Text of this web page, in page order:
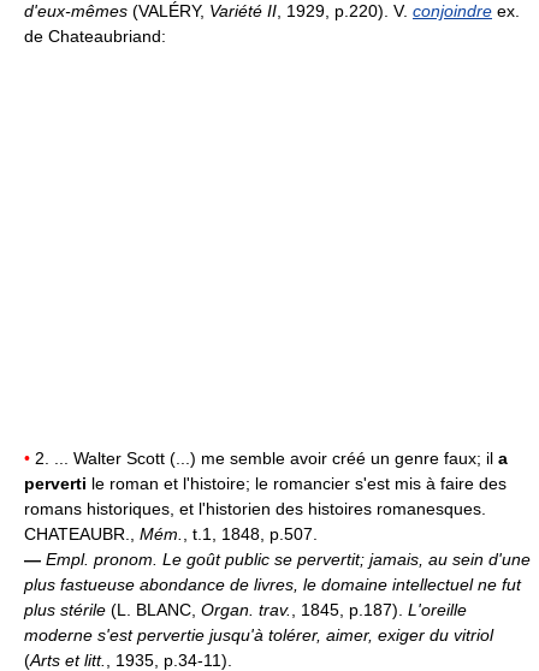
d'eux-mêmes (VALÉRY, Variété II , 1929, p.220). V. conjoindre ex.
de Chateaubriand:
• 2. ... Walter Scott (...) me semble avoir créé un genre faux; il a
perverti le roman et l'histoire; le romancier s'est mis à faire des
romans historiques, et l'historien des histoires romanesques.
CHATEAUBR., Mém.
, t.1, 1848, p.507.
— Empl. pronom. Le goût public se pervertit; jamais, au sein d'une
plus fastueuse abondance de livres, le domaine intellectuel ne fut
plus stérile (L. BLANC, Organ. trav. , 1845, p.187). L'oreille
moderne s'est pervertie jusqu'à tolérer, aimer, exiger du vitriol
(Arts et litt.
, 1935, p.34-11).